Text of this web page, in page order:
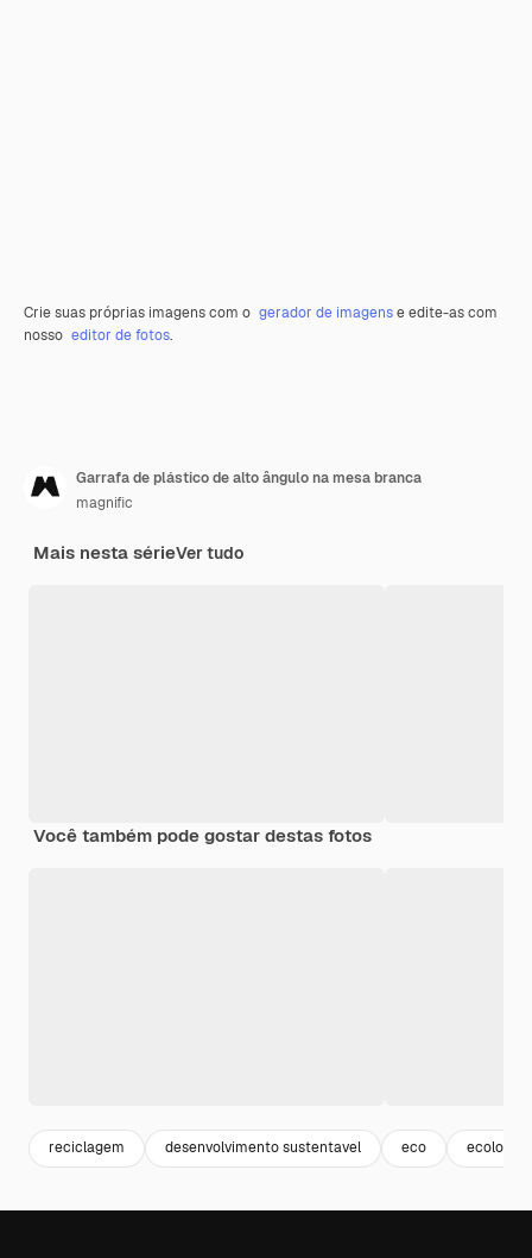
Crie suas próprias imagens com o gerador de imagense edite-as com
nosso editor de fotos.
Garrafa de plástico de alto ângulo na mesa branca
magnific
Mais nesta sérieVer tudo
Você também pode gostar destas fotos
reciclagem desenvolvimento sustentavel eco ecologia